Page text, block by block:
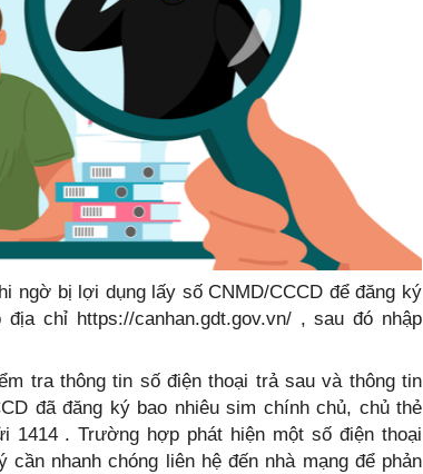
ngờ bị lợi dụng lấy số CNMD/CCCD để đăng ký
chỉ https://canhan.gdt.gov.vn/ , sau đó nhập
tra thông tin số điện thoại trả sau và thông tin
đã đăng ký bao nhiêu sim chính chủ, chủ thẻ
1414 . Trường hợp phát hiện một số điện thoại
cần nhanh chóng liên hệ đến nhà mạng để phản